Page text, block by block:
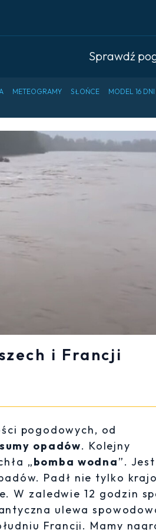
Sprawdź
METEOGRAMY SŁOŃCE MODEL 16 DNI
i Francji
pogodowych, od
opadów. Kolejny
„bomba wodna”.
Padł nie tylko
W zaledwie 12 godzin
ulewa
Francji. Mamy